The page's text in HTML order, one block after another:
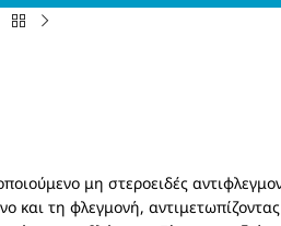
μη στεροειδές
και τη φλεγμονή,